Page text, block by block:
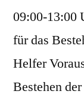
09:00-13:00
für das
Helfer
Bestehen